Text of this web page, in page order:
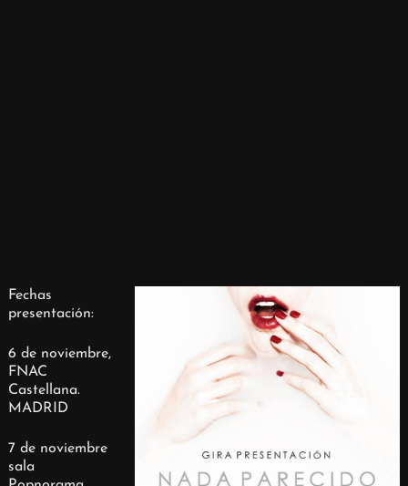
Fechas
presentación:
6 de noviembre,
FNAC
Castellana.
MADRID
7 de noviembre
sala